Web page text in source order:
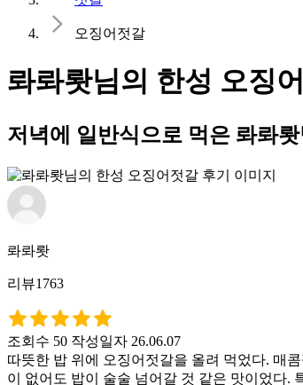
오징어젓갈
롸롸뢋님의 한성 오징
저녁에 일반식으로 먹은 롸롸
롸롸뢋
리뷰1763
조회수 50 작성일자 26.06.07
따뜻한 밥 위에 오징어젓갈을 올려 먹었다. 매
이 없어도 밥이 술술 넘어갈 것 같은 맛이었다.